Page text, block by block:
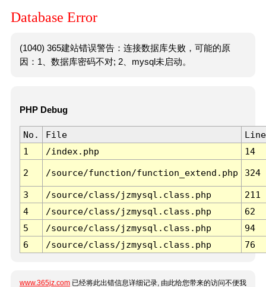
Database Error
(1040) 365建站错误警告：连接数据库失败，可能的原
因：1、数据库密码不对; 2、mysql未启动。
PHP Debug
No. File
Line
1
/index.php 14
2 /source/function/function_extend.php 324
3 /source/class/jzmysql.class.php
211
4
/source/class/jzmysql.class.php
62
5
/source/class/jzmysql.class.php
94
6
/source/class/jzmysql.class.php 76
www.365jz.com 已经将此出错信息详细记录, 由此给您带来的访问不便我